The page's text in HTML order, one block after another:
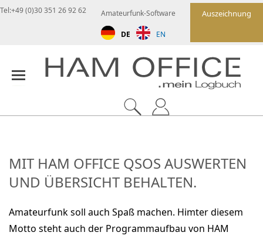
Auszeichnung
Amateurfunk-Software
DE EN
Tel:+49 (0)30 351 26 92 62
MIT HAM OFFICE QSOS AUSWERTEN
UND ÜBERSICHT BEHALTEN.
Amateurfunk soll auch Spaß machen. Himter diesem
Motto steht auch der Programmaufbau von HAM